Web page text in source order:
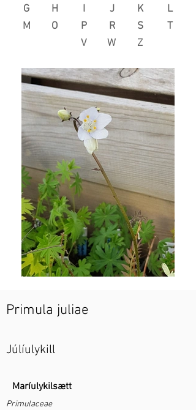
G
M
H
O
I
J
K
P
R
S
V
W Z
L
T
Primula juliae
Júlíulykill
Maríulykilsætt
Primulaceae